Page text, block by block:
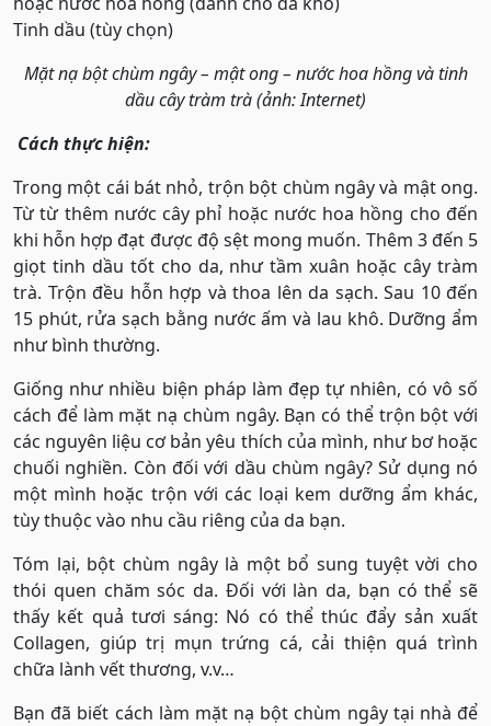
Tinh dầu (tùy chọn)
Mặt nạ bột chùm ngây – mật ong – nước hoa hồng và tinh
dầu cây tràm trà (ảnh: Internet)
Cách thực hiện:
Trong một cái bát nhỏ, trộn bột chùm ngây và mật ong.
Từ từ thêm nước cây phỉ hoặc nước hoa hồng cho đến
khi hỗn hợp đạt được độ sệt mong muốn. Thêm 3 đến 5
giọt tinh dầu tốt cho da, như tầm xuân hoặc cây tràm
trà. Trộn đều hỗn hợp và thoa lên da sạch. Sau 10 đến
15 phút, rửa sạch bằng nước ấm và lau khô. Dưỡng ẩm
như bình thường.
Giống như nhiều biện pháp làm đẹp tự nhiên, có vô số
cách để làm mặt nạ chùm ngây. Bạn có thể trộn bột với
các nguyên liệu cơ bản yêu thích của mình, như bơ hoặc
chuối nghiền. Còn đối với dầu chùm ngây? Sử dụng nó
một mình hoặc trộn với các loại kem dưỡng ẩm khác,
tùy thuộc vào nhu cầu riêng của da bạn.
Tóm lại, bột chùm ngây là một bổ sung tuyệt vời cho
thói quen chăm sóc da. Đối với làn da, bạn có thể sẽ
thấy kết quả tươi sáng: Nó có thể thúc đẩy sản xuất
Collagen, giúp trị mụn trứng cá, cải thiện quá trình
chữa lành vết thương, v.v…
Bạn đã biết cách làm mặt nạ bột chùm ngây tại nhà để